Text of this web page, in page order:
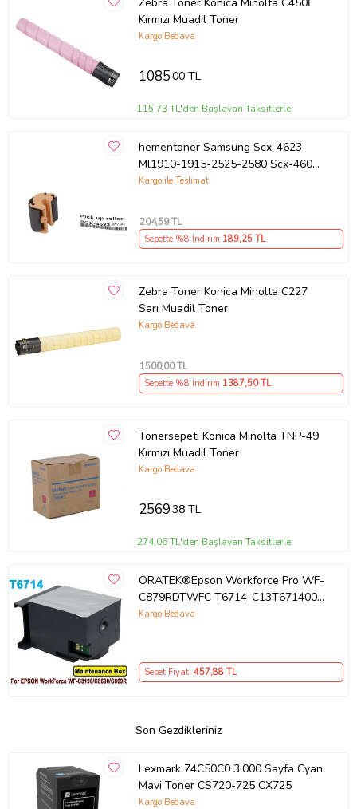
Kırmızı Muadil Toner
Kargo Bedava
1085,00 TL
115,73 TL'den Başlayan Taksitlerle
hementoner Samsung Scx-4623-
Ml1910-1915-2525-2580 Scx-4600
Kağıt Alma Pateni (Pickup Roller)
Kargo ile Teslimat
204,59 TL
Sepette %8 İndirim 189,25 TL
Zebra Toner Konica Minolta C227
Sarı Muadil Toner
Kargo Bedava
1500,00 TL
Sepette %8 İndirim 1387,50 TL
Tonersepeti Konica Minolta TNP-49
Kırmızı Muadil Toner
Kargo Bedava
2569,38 TL
274,06 TL'den Başlayan Taksitlerle
ORATEK®Epson Workforce Pro WF-
C879RDTWFC T6714-C13T671400
Muadil Atık Kutusu Bakım Tankı
Kargo Bedava
Sepet Fiyatı 457,88 TL
Son Gezdikleriniz
Lexmark 74C50C0 3.000 Sayfa Cyan
Mavi Toner CS720-725 CX725
Kargo Bedava